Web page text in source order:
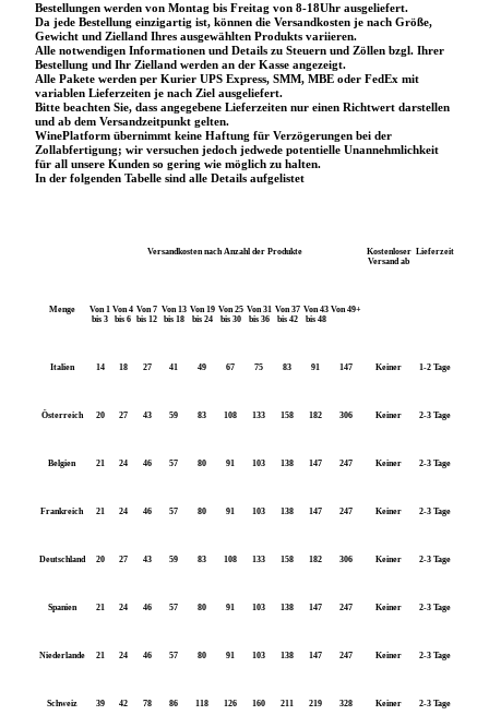
Bestellungen werden von Montag bis Freitag von 8-18Uhr ausgeliefert.
Da jede Bestellung einzigartig ist, können die Versandkosten je nach Größe,
Gewicht und Zielland Ihres ausgewählten Produkts variieren.
Alle notwendigen Informationen und Details zu Steuern und Zöllen bzgl. Ihrer
Bestellung und Ihr Zielland werden an der Kasse angezeigt.
Alle Pakete werden per Kurier UPS Express, SMM, MBE oder FedEx mit
variablen Lieferzeiten je nach Ziel ausgeliefert.
Bitte beachten Sie, dass angegebene Lieferzeiten nur einen Richtwert darstellen
und ab dem Versandzeitpunkt gelten.
WinePlatform übernimmt keine Haftung für Verzögerungen bei der
Zollabfertigung; wir versuchen jedoch jedwede potentielle Unannehmlichkeit
für all unsere Kunden so gering wie möglich zu halten.
In der folgenden Tabelle sind alle Details aufgelistet
Versandkosten nach Anzahl der Produkte
Kostenloser
Versand ab
Lieferzeit
Menge
Von 1
bis 3
Von 4
bis 6
Von 7
bis 12
Von 13
bis 18
Von 19
bis 24
Von 25
bis 30
Von 31
bis 36
Von 37
bis 42
Von 43
bis 48
Von 49+
Italien 14 18 27 41 49 67 75 83 91 147 Keiner 1-2 Tage
Österreich 20 27 43 59 83 108 133 158 182 306 Keiner 2-3 Tage
Belgien 21 24 46 57 80 91 103 138 147 247 Keiner 2-3 Tage
Frankreich 21 24 46 57 80 91 103 138 147 247 Keiner 2-3 Tage
Deutschland 20 27 43 59 83 108 133 158 182 306 Keiner 2-3 Tage
Spanien 21 24 46 57 80 91 103 138 147 247 Keiner 2-3 Tage
Niederlande 21 24 46 57 80 91 103 138 147 247 Keiner 2-3 Tage
Schweiz 39 42 78 86 118 126 160 211 219 328 Keiner 2-3 Tage